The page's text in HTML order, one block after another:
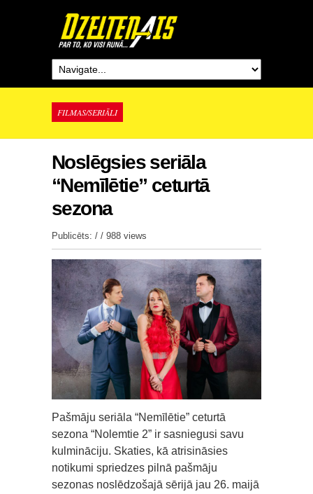
FILMAS/SERIĀLI
Noslēgsies seriāla
“Nemīlētie” ceturtā
sezona
Publicēts: / / 988 views
Pašmāju seriāla “Nemīlētie” ceturtā
sezona “Nolemtie 2” ir sasniegusi savu
kulmināciju. Skaties, kā atrisināsies
notikumi spriedzes pilnā pašmāju
sezonas noslēdzošajā sērijā jau 26. maijā